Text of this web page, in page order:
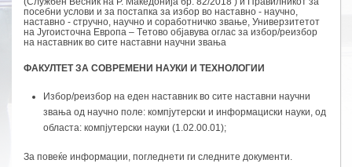
посебни услови и за постапка за избор во наставно - научно,
наставно - стручно, научно и соработничко звање, Универзитетот
на Југоисточна Европа – Tетово објавува оглас за избор/реизбор
на наставник во сите наставни научни звањa
ФАКУЛТЕТ ЗА СОВРЕМЕНИ НАУКИ И ТЕХНОЛОГИИ
Избор/реизбор на еден наставник во сите наставни научни
звања од научно поле: компјутерски и информациски науки, од
областа: компјутерски науки (1.02.00.01);
За повеќе информации, погледнети ги следните документи.